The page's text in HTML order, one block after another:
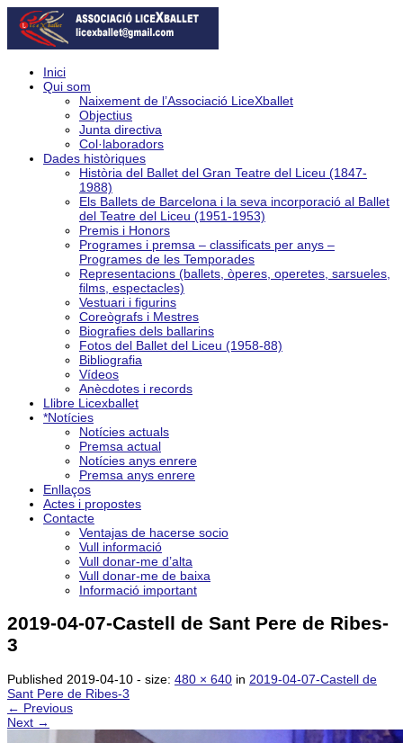
Inici
Qui som
Naixement de l’Associació LiceXballet
Objectius
Junta directiva
Col·laboradors
Dades històriques
Història del Ballet del Gran Teatre del Liceu (1847-
1988)
Els Ballets de Barcelona i la seva incorporació al Ballet
del Teatre del Liceu (1951-1953)
Premis i Honors
Programes i premsa – classificats per anys –
Programes de les Temporades
Representacions (ballets, òperes, operetes, sarsueles,
films, espectacles)
Vestuari i figurins
Coreògrafs i Mestres
Biografies dels ballarins
Fotos del Ballet del Liceu (1958-88)
Bibliografia
Vídeos
Anècdotes i records
Llibre Licexballet
*Notícies
Notícies actuals
Premsa actual
Notícies anys enrere
Premsa anys enrere
Enllaços
Actes i propostes
Contacte
Ventajas de hacerse socio
Vull informació
Vull donar-me d’alta
Vull donar-me de baixa
Informació important
2019-04-07-Castell de Sant Pere de Ribes-
3
Published 2019-04-10 - size: 480 × 640 in 2019-04-07-Castell de
Sant Pere de Ribes-3
← Previous
Next →